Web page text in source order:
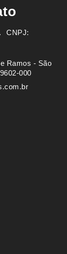
CNPJ:
Ramos - São
000